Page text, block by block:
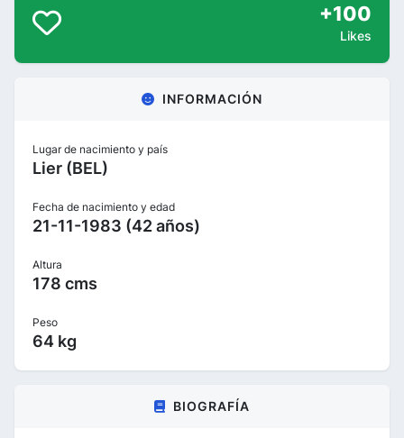
+100
Likes
INFORMACIÓN
Lugar de nacimiento y país
Lier (BEL)
Fecha de nacimiento y edad
21-11-1983 (42 años)
Altura
178 cms
Peso
64 kg
BIOGRAFÍA